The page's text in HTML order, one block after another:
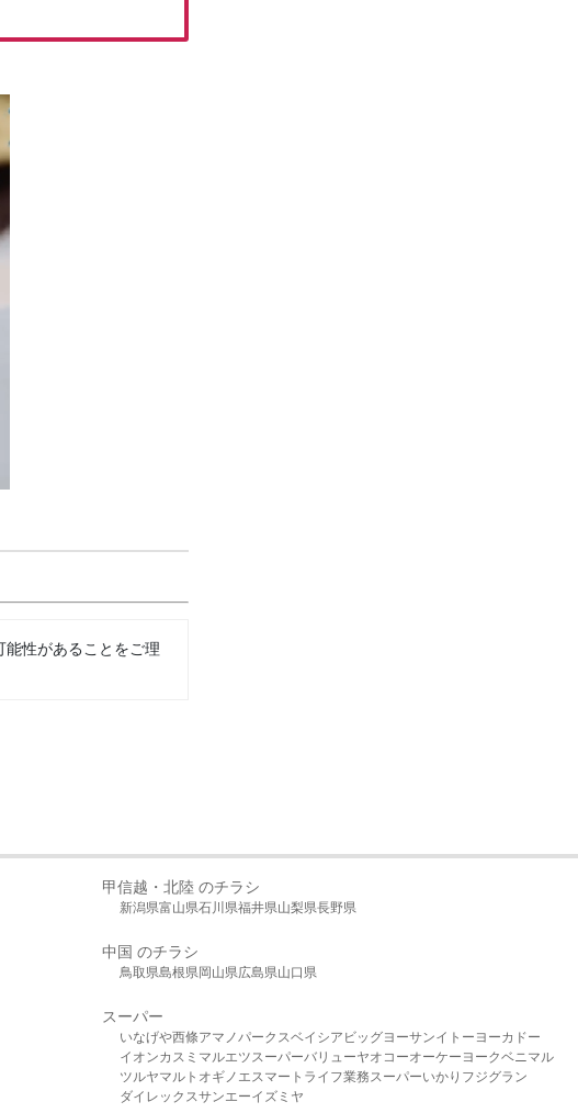
性があることをご理
甲信越・北陸 のチラシ
新潟県富山県石川県福井県山梨県長野県
中国 のチラシ
鳥取県島根県岡山県広島県山口県
スーパー
いなげや西條アマノパークスベイシア ビッグヨーサンイトーヨーカドー
イオンカスミ マルエツスーパーバリューヤオコーオーケー ヨークベニマル
ツルヤマルト オギノ エスマート ライフ業務スーパーいかり フジグラン
ダイレックスサンエーイズミヤ